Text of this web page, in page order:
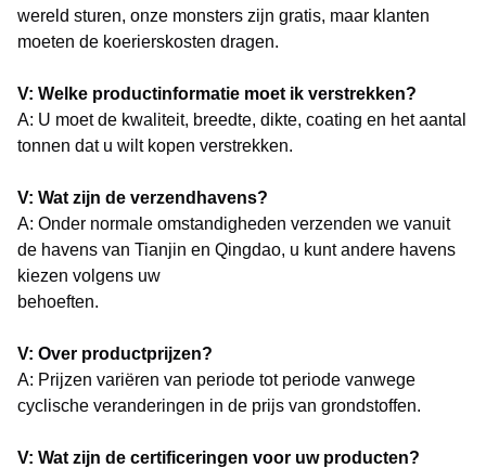
wereld sturen, onze monsters zijn gratis, maar klanten
moeten de koerierskosten dragen.
V: Welke productinformatie moet ik verstrekken?
A: U moet de kwaliteit, breedte, dikte, coating en het aantal
tonnen dat u wilt kopen verstrekken.
V: Wat zijn de verzendhavens?
A: Onder normale omstandigheden verzenden we vanuit
de havens van Tianjin en Qingdao, u kunt andere havens
kiezen volgens uw
behoeften.
V: Over productprijzen?
A: Prijzen variëren van periode tot periode vanwege
cyclische veranderingen in de prijs van grondstoffen.
V: Wat zijn de certificeringen voor uw producten?